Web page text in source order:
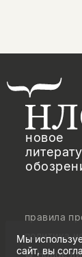
новое
© Новое
правила
политика
Мы
сайт, вы